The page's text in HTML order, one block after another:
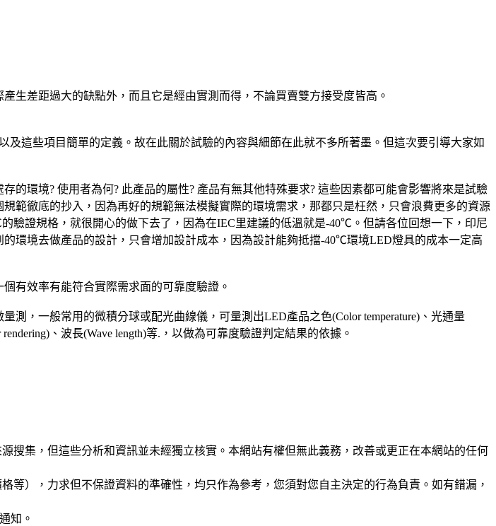
生差距過大的缺點外，而且它是經由實測而得，不論買賣雙方接受度皆高。
這些項目簡單的定義。故在此關於試驗的內容與細節在此就不多所著墨。但這次要引導大家如
環境? 使用者為何? 此產品的屬性? 產品有無其他特殊要求? 這些因素都可能會影響將來是試驗
範徹底的抄入，因為再好的規範無法模擬實際的環境需求，那都只是枉然，只會浪費更多的資源
證規格，就很開心的做下去了，因為在IEC里建議的低溫就是-40℃。但請各位回想一下，印尼
環境去做產品的設計，只會增加設計成本，因為設計能夠抵擋-40℃環境LED燈具的成本一定高
有效率有能符合實際需求面的可靠度驗證。
，一般常用的微積分球或配光曲線儀，可量測出LED產品之色(Color temperature)、光通量
、波長(Wave length)等.，以做為可靠度驗證判定結果的依據。
搜集，但這些分析和資訊並未經獨立核實。本網站有權但無此義務，改善或更正在本網站的任何
等），力求但不保證資料的準確性，均只作為參考，您須對您自主決定的行為負責。如有錯漏，
知。